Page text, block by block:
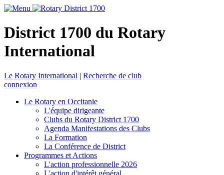
District 1700 du Rotary
International
Le Rotary International | Recherche de club
connexion
Le Rotary en Occitanie
L'équipe dirigeante
Clubs du Rotary District 1700
Agenda Manifestations des Clubs
La Formation
La Conférence de District
Programmes et Actions
L'action professionnelle 2026
L'action d'intérêt général